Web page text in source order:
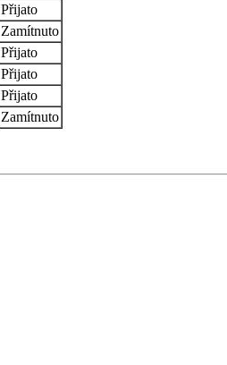
Přijato
Zamítnuto
Přijato
Přijato
Přijato
Zamítnuto